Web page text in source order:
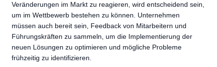
Veränderungen im Markt zu reagieren, wird entscheidend sein,
um im Wettbewerb bestehen zu können. Unternehmen
müssen auch bereit sein, Feedback von Mitarbeitern und
Führungskräften zu sammeln, um die Implementierung der
neuen Lösungen zu optimieren und mögliche Probleme
frühzeitig zu identifizieren.